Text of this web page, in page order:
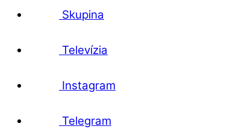
Skupina
Televízia
Instagram
Telegram